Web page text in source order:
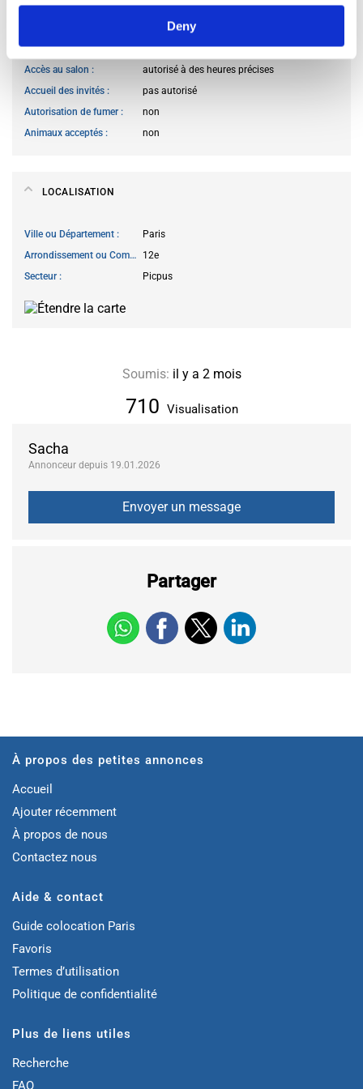
Deny
Sacha
Annonceur depuis 19.01.2026
Partager
autorisé à n’importe quand
Cuisiner des repas
autorisé à des heures précises
Accès au salon
autorisé à des heures précises
Accueil des invités
pas autorisé
Autorisation de fumer
non
Animaux acceptés
non
LOCALISATION
Ville ou Département
Paris
Arrondissement ou Commune
12e
Secteur
Picpus
710 Visualisation
Soumis: il y a 2 mois
À propos des petites annonces
Accueil
Ajouter récemment
À propos de nous
Contactez nous
Aide & contact
Guide colocation Paris
Favoris
Termes d’utilisation
Politique de confidentialité
Plus de liens utiles
Recherche
FAQ